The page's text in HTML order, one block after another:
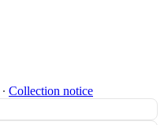
∙ Collection notice